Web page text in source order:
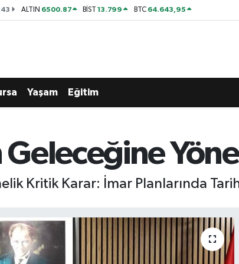
ALTIN 6500.87 BİST13.799 BTC 64.643,95
Yaşam Eğitim
Kritik Karar: İmar Planlarında